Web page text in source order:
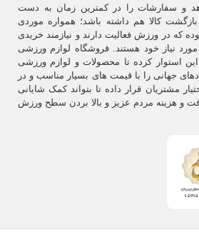
شامل برش کوتاه (low-cut) و برش بلند
و سفارشات را در کمترین زمان به دست
کالا هم داشته باشد؛ همواره موردی
که در ورزش فعالیت دارند و نیازمند خریدی
نیاز خود هستند. فروشگاه لوازم ورزشی
استوار کرده تا محصولات و لوازم ورزشی
جهانی را با قیمت های بسیار مناسب و در
مشتریان قرار داده تا بتواند کمک شایانی
و هزینه مردم عزیز و بالا بردن سطح ورزش